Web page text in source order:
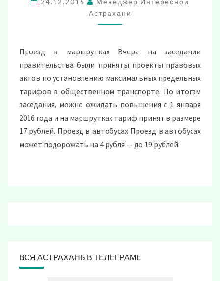
МАРШРУТКАХ
МОЖЕТ
СТАТЬ
24.12.2015
Менеджер Интересной
Астрахани
Проезд в маршрутках Вчера на заседании
правительства были приняты проекты правовых
актов по установлению максимальных предельных
тарифов в общественном транспорте. По итогам
заседания, можно ожидать повышения с 1 января
2016 года и на маршрутках тариф принят в размере
17 рублей. Проезд в автобусах Проезд в автобусах
может подорожать на 4 рубля — до 19 рублей.
ВСЯ АСТРАХАНЬ В ТЕЛЕГРАМЕ